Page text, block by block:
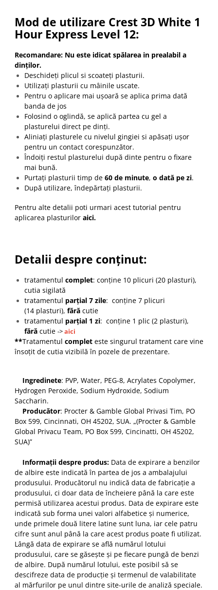
Mod de utilizare Crest 3D White 1
Hour Express Level 12:
Recomandare: Nu este idicat spălarea in prealabil a
dinților.
Deschideți plicul si scoateți plasturii.
Utilizați plasturii cu mâinile uscate.
Pentru o aplicare mai ușoară se aplica prima dată
banda de jos
Folosind o oglindă, se aplică partea cu gel a
plasturelui direct pe dinți.
Aliniați plasturele cu nivelul gingiei si apăsați ușor
pentru un contact corespunzător.
Îndoiți restul plasturelui după dinte pentru o fixare
mai bună.
Purtați plasturii timp de 60 de minute, o dată pe zi.
După utilizare, îndepărtați plasturii.
Pentru alte detalii poti urmari acest tutorial pentru
aplicarea plasturilor aici.
Detalii despre conținut:
tratamentul complet: conține 10 plicuri (20 plasturi),
cutia sigilată
tratamentul parțial 7 zile: conține 7 plicuri
(14 plasturi), fără cutie
tratamentul parțial 1 zi: conține 1 plic (2 plasturi),
fără cutie ->aici
**Tratamentul complet este singurul tratament care vine
însoțit de cutia vizibilă în pozele de prezentare.
Ingredinete: PVP, Water, PEG-8, Acrylates Copolymer,
Hydrogen Peroxide, Sodium Hydroxide, Sodium
Saccharin.
Producător: Procter & Gamble Global Privasi Tim, PO
Box 599, Cincinnati, OH 45202, SUA. „(Procter & Gamble
Global Privacu Team, PO Box 599, Cincinatti, OH 45202,
SUA)”
Informații despre produs: Data de expirare a benzilor
de albire este indicată în partea de jos a ambalajului
produsului. Producătorul nu indică data de fabricație a
produsului, ci doar data de încheiere până la care este
permisă utilizarea acestui produs. Data de expirare este
indicată sub forma unei valori alfabetice și numerice,
unde primele două litere latine sunt luna, iar cele patru
cifre sunt anul până la care acest produs poate fi utilizat.
Lângă data de expirare se află numărul lotului
produsului, care se găsește și pe fiecare pungă de benzi
de albire. După numărul lotului, este posibil să se
descifreze data de producție și termenul de valabilitate
al mărfurilor pe unul dintre site-urile de analiză speciale.